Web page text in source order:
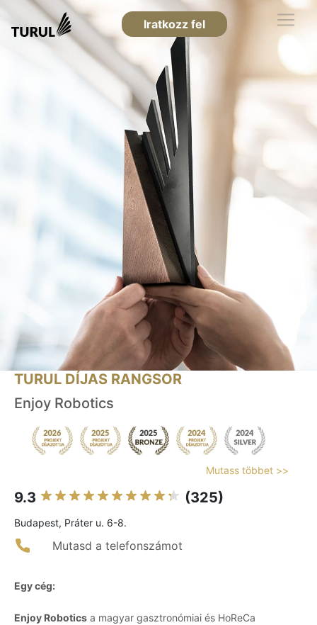
Iratkozz fel
TURUL DÍJAS RANGSOR
Enjoy Robotics
Mutass többet >>
9.3 (325)
Budapest, Práter u. 6-8.
Mutasd a telefonszámot
Egy cég:
Enjoy Robotics a magyar gasztronómiai és HoReCa